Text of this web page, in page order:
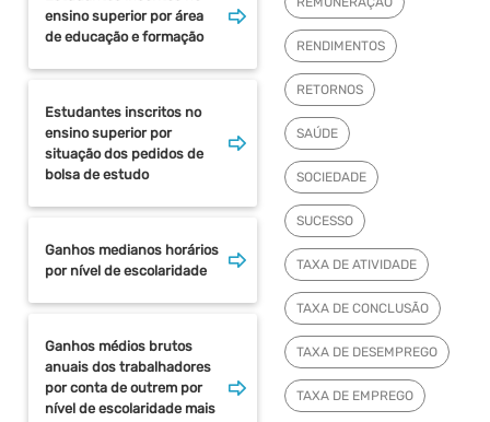
ensino superior por área
de educação e formação
Estudantes inscritos no
ensino superior por
situação dos pedidos de
bolsa de estudo
Ganhos medianos horários
por nível de escolaridade
Ganhos médios brutos
anuais dos trabalhadores
por conta de outrem por
nível de escolaridade mais
RENDIMENTOS
RETORNOS
SAÚDE
SOCIEDADE
SUCESSO
TAXA DE ATIVIDADE
TAXA DE CONCLUSÃO
TAXA DE DESEMPREGO
TAXA DE EMPREGO